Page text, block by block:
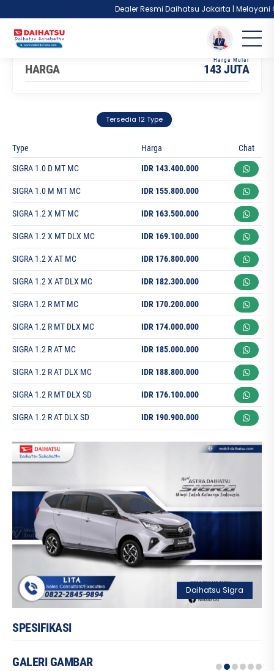
Beranda/Model /Daihatsu Sigra
Dealer Resmi Daihatsu Jakarta | Melayani
HARGA 143 JUTA
Tersedia 12 Type
Type Harga Chat
SIGRA 1.0 D MT MC IDR 143.400.000
SIGRA 1.0 M MT MC IDR 155.800.000
SIGRA 1.2 X MT MC IDR 163.500.000
SIGRA 1.2 X MT DLX MC IDR 169.100.000
SIGRA 1.2 X AT MC IDR 176.800.000
SIGRA 1.2 X AT DLX MC IDR 182.300.000
SIGRA 1.2 R MT MC IDR 170.200.000
SIGRA 1.2 R MT DLX MC IDR 174.000.000
SIGRA 1.2 R AT MC IDR 185.000.000
SIGRA 1.2 R AT DLX MC IDR 188.800.000
SIGRA 1.2 R MT DLX SD IDR 176.100.000
SIGRA 1.2 R AT DLX SD IDR 190.900.000
Daihatsu Sigra
SPESIFIKASI
GALERI GAMBAR